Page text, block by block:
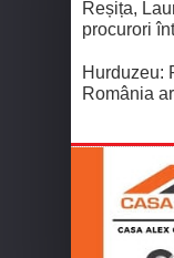
Reșița,
procurori
Hurduzeu:
România